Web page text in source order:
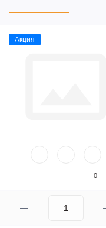
Акция
0